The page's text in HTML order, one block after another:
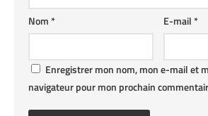
E-mail*
Nom*
Enregistrer mon nom, mon e-mail et
navigateur pour mon prochain